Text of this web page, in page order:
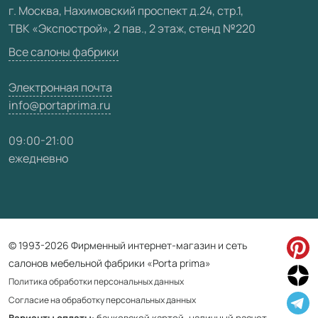
Карта сайта
г. Москва, Нахимовский проспект д.24, стр.1,
ТВК «Экспострой», 2 пав., 2 этаж, стенд №220
Все салоны фабрики
Электронная почта
info@portaprima.ru
09:00-21:00
ежедневно
© 1993-2026 Фирменный интернет-магазин и сеть
салонов мебельной фабрики «Porta prima»
Политика обработки персональных данных
Согласие на обработку персональных данных